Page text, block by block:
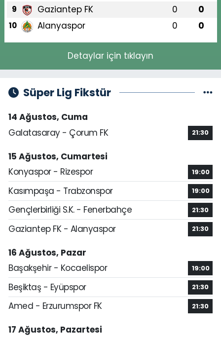
9 Gaziantep FK 0 0
10 Alanyaspor 0 0
Detaylar için tıklayın
Süper Lig Fikstür
14 Ağustos, Cuma
Galatasaray - Çorum FK
21:30
15 Ağustos, Cumartesi
Konyaspor - Rizespor
19:00
Kasımpaşa - Trabzonspor 19:00
Gençlerbirliği S.K. - Fenerbahçe 21:30
Gaziantep FK - Alanyaspor 21:30
16 Ağustos, Pazar
Başakşehir - Kocaelispor
19:00
Beşiktaş - Eyüpspor 21:30
Amed - Erzurumspor FK 21:30
17 Ağustos, Pazartesi